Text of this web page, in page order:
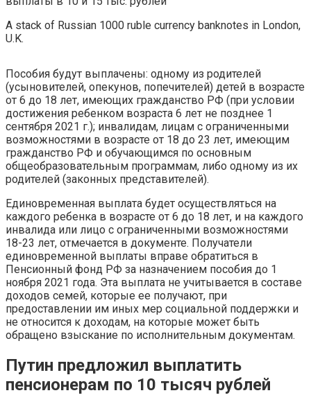
A stack of Russian 1000 ruble currency banknotes in London,
U.K.
Пособия будут выплачены: одному из родителей
(усыновителей, опекунов, попечителей) детей в возрасте
от 6 до 18 лет, имеющих гражданство РФ (при условии
достижения ребенком возраста 6 лет не позднее 1
сентября 2021 г.); инвалидам, лицам с ограниченными
возможностями в возрасте от 18 до 23 лет, имеющим
гражданство РФ и обучающимся по основным
общеобразовательным программам, либо одному из их
родителей (законных представителей).
Единовременная выплата будет осуществляться на
каждого ребенка в возрасте от 6 до 18 лет, и на каждого
инвалида или лицо с ограниченными возможностями
18-23 лет, отмечается в документе. Получатели
единовременной выплаты вправе обратиться в
Пенсионный фонд РФ за назначением пособия до 1
ноября 2021 года. Эта выплата не учитывается в составе
доходов семей, которые ее получают, при
предоставлении им иных мер социальной поддержки и
не относится к доходам, на которые может быть
обращено взыскание по исполнительным документам.
Путин предложил выплатить
пенсионерам по 10 тысяч рублей